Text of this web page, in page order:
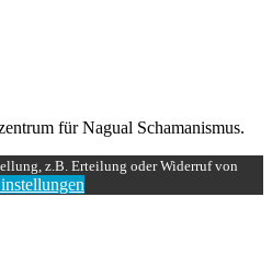
für Nagual Schamanismus.
z.B. Erteilung oder Widerruf von